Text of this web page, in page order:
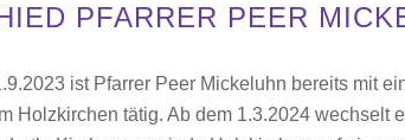
PFARRER PEER
ist Pfarrer Peer Mickeluhn bereits mit
Holzkirchen tätig. Ab dem 1.3.2024 wechselt